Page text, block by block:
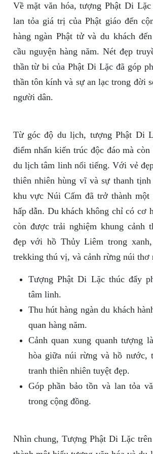
Về mặt văn hóa, tượng Phật Di
lan tỏa giá trị của Phật giáo đến
hàng ngàn Phật tử và du khách
cầu nguyện hàng năm. Nét đẹp
thần từ bi của Phật Di Lặc đã góp
thần tôn kính và sự an lạc trong đời
người dân.
Từ góc độ du lịch, tượng Phật Di
điểm nhấn kiến trúc độc đáo mà
du lịch tâm linh nổi tiếng. Với vẻ
thiên nhiên hùng vĩ và sự thanh
khu vực Núi Cấm đã trở thành một
hấp dẫn. Du khách không chỉ có cơ
còn được trải nghiệm khung cảnh
đẹp với hồ Thủy Liêm trong
trekking thú vị, và cảnh rừng núi thơ
Tượng Phật Di Lặc thúc đẩy
tâm linh.
Thu hút hàng ngàn du khách
quan hàng năm.
Cảnh quan xung quanh tượng
hòa giữa núi rừng và hồ nước,
tranh thiên nhiên tuyệt đẹp.
Góp phần bảo tồn và lan tỏa
trong cộng đồng.
Nhìn chung, Tượng Phật Di Lặc